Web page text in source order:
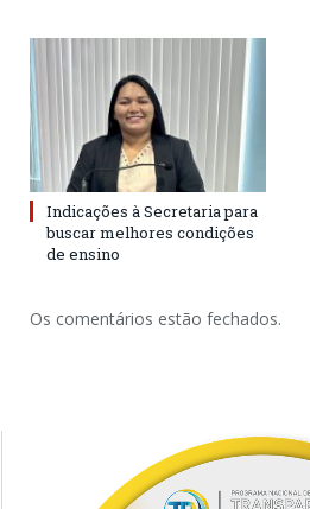
Indicações à Secretaria para
buscar melhores condições
de ensino
Os comentários estão fechados.